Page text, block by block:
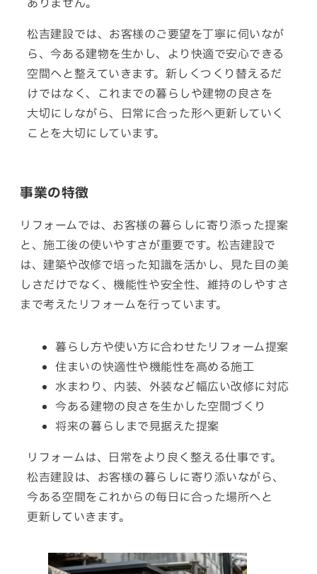
ありません。
松吉建設では、お客様のご要望を丁寧に伺いなが
ら、今ある建物を生かし、より快適で安心できる
空間へと整えていきます。新しくつくり替えるだ
けではなく、 これまでの暮らしや建物の良さを
大切に しながら、 日常に合った形へ更新 していく
ことを大切に しています。
事業の特徴
リフォームでは、お客様の暮らしに寄り添った提案
と、施工後の使いやすさが重要です。松吉建設で
は、建築や改修で培った知識を活かし、見た目の美
しさだけでなく、機能性や安全性、 維持の しやすさ
まで考えた リフォームを行っています。
暮らし方や使い方に合わせたリフォーム提案
住まいの快適性や機能性を高める施工
水まわり、内装、外装など幅広い改修に対応
今ある建物の良さを生かした空間づくり
将来の暮らしまで見据えた提案
リフォームは、日常をより良く整える仕事です。
松吉建設は、お客様の暮らしに寄り添いながら、
今ある空間をこれからの毎日に合った場所へと
更新していきます。